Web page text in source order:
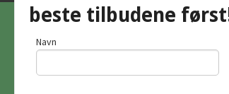
beste tilbudene
Navn